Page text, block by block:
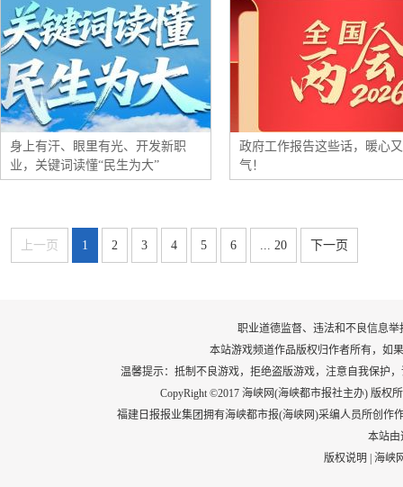
身上有汗、眼里有光、开发新职
业，关键词读懂“民生为大”
政府工作报告这些话，暖心
气！
上一页 1 2 3 4 5 6 ... 20 下一页
职业道德监督、违法和不良信息举
本站游戏频道作品版权归作者所有，如
温馨提示：抵制不良游戏，拒绝盗版游戏，注意自我保护
CopyRight ©2017 海峡网(海峡都市报社主办) 版权
福建日报报业集团拥有海峡都市报(海峡网)采编人员所创作
本站由
版权说明
|海峡